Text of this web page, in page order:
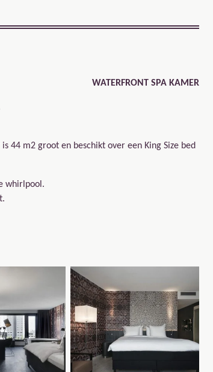
WATERFRONT SPA KAMER
44 m2 groot en beschikt over een King Size bed
whirlpool.